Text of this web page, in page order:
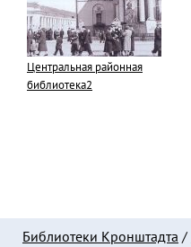
Центральная районная
библиотека2
Библиотеки Кронштадта /